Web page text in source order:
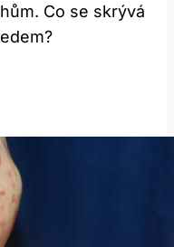
Co se skrývá